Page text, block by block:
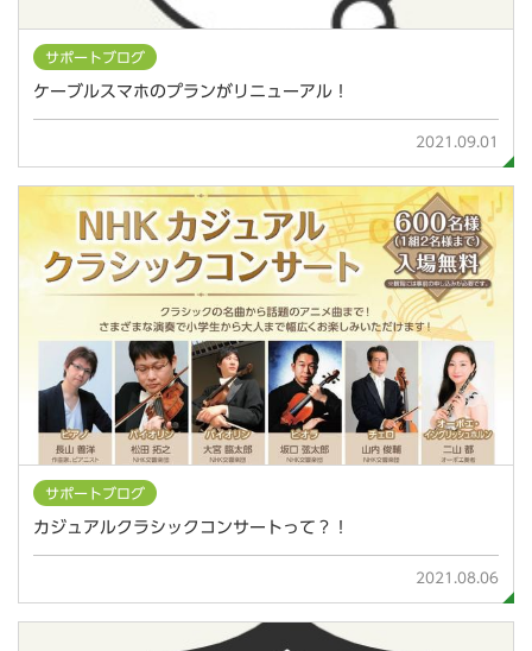
サポートブログ
ケーブルスマホのプランがリニューアル！
2021.09.01
サポートブログ
カジュアルクラシックコンサートって？！
2021.08.06